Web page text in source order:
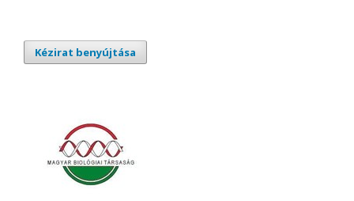
Kézirat benyújtása